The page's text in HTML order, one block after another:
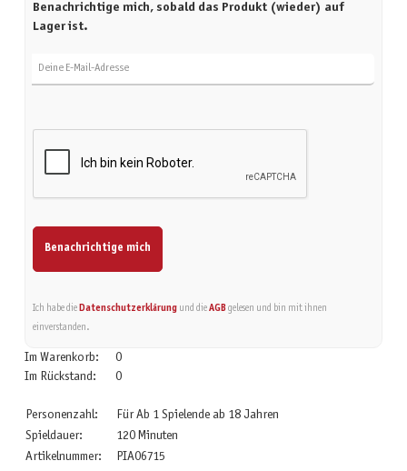
Benachrichtige mich, sobald das Produkt (wieder) auf
Lager ist.
Benachrichtige mich
Ich habe die Datenschutzerklärungund die AGBgelesen und bin mit ihnen
einverstanden.
Im Warenkorb:
0
Im Rückstand:
0
Personenzahl:
Für Ab 1 Spielende ab 18 Jahren
Spieldauer:
120 Minuten
Artikelnummer:
PIA06715